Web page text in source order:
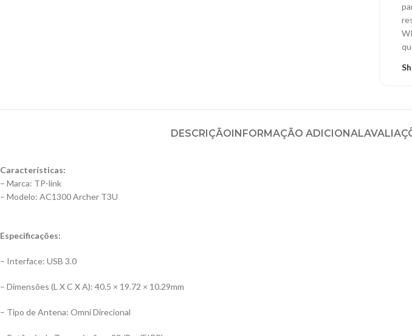
DESCRIÇÃOINFORMAÇÃO ADICIONAL
Características:
– Marca: TP-link
– Modelo: AC1300 Archer T3U
Especificações:
– Interface: USB 3.0
– Dimensões (L X C X A): 40.5 × 19.72 × 10.29mm
– Tipo de Antena: Omni Direcional